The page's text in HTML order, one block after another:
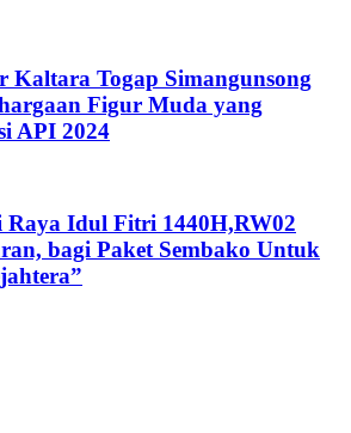
Kaltara Togap Simangunsong
Figur Muda yang
API 2024
Raya Idul Fitri 1440H,RW02
bagi Paket Sembako Untuk